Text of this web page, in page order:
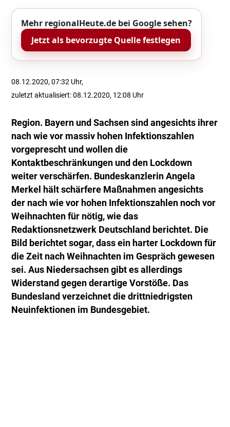
Mehr regionalHeute.de bei Google sehen?
Jetzt als bevorzugte Quelle festlegen
08.12.2020, 07:32 Uhr,
zuletzt aktualisiert: 08.12.2020, 12:08 Uhr
Region. Bayern und Sachsen sind angesichts ihrer
nach wie vor massiv hohen Infektionszahlen
vorgeprescht und wollen die
Kontaktbeschränkungen und den Lockdown
weiter verschärfen. Bundeskanzlerin Angela
Merkel hält schärfere Maßnahmen angesichts
der nach wie vor hohen Infektionszahlen noch vor
Weihnachten für nötig, wie das
Redaktionsnetzwerk Deutschland berichtet. Die
Bild berichtet sogar, dass ein harter Lockdown für
die Zeit nach Weihnachten im Gespräch gewesen
sei. Aus Niedersachsen gibt es allerdings
Widerstand gegen derartige Vorstöße. Das
Bundesland verzeichnet die drittniedrigsten
Neuinfektionen im Bundesgebiet.